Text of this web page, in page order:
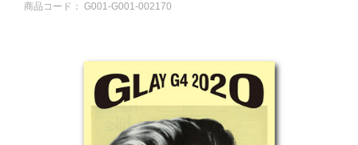
商品コード： G001-G001-002170